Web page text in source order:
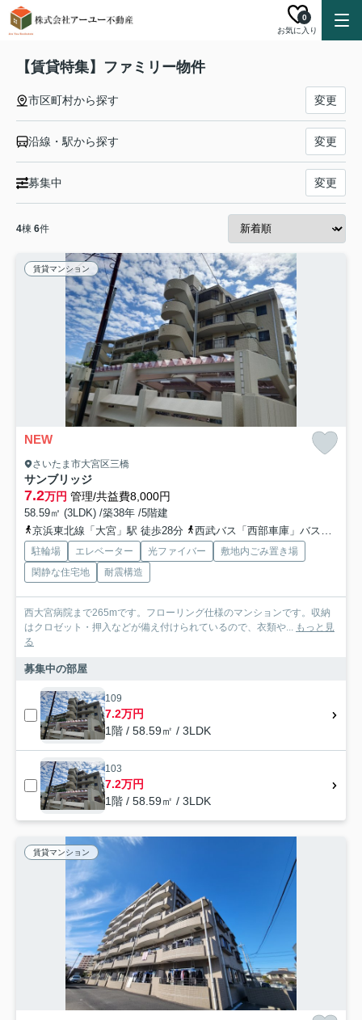
お気に入り
0
【賃貸特集】ファミリー物件
市区町村から探す 変更
沿線・駅から探す 変更
募集中 変更
4棟 6件
賃貸マンション
NEW
さいたま市大宮区三橋
サンブリッジ
7.2万円 管理/共益費8,000円
58.59㎡ (3LDK) /築38年 /5階建
京浜東北線「大宮」駅 徒歩28分
西武バス「西部車庫」バス停下車 徒歩3分
駐輪場 エレベーター 光ファイバー
敷地内ごみ置き場
閑静な住宅地
耐震構造
西大宮病院まで265mです。フローリング仕様のマンションです。収納
はクロゼット・押入などが備え付けられているので、衣類や... もっと見
る
募集中の部屋
109
7.2万円
1階 / 58.59㎡ / 3LDK
103
7.2万円
1階 / 58.59㎡ / 3LDK
賃貸マンション